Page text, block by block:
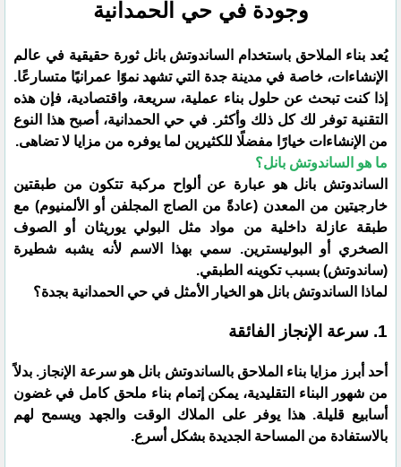
وجودة في حي الحمدانية
​يُعد بناء الملاحق باستخدام الساندوتش بانل ثورة حقيقية في عالم
الإنشاءات، خاصة في مدينة جدة التي تشهد نموًا عمرانيًا متسارعًا.
إذا كنت تبحث عن حلول بناء عملية، سريعة، واقتصادية، فإن هذه
التقنية توفر لك كل ذلك وأكثر. في حي الحمدانية، أصبح هذا النوع
من الإنشاءات خيارًا مفضلًا للكثيرين لما يوفره من مزايا لا تضاهى.
​ما هو الساندوتش بانل؟
​الساندوتش بانل هو عبارة عن ألواح مركبة تتكون من طبقتين
خارجيتين من المعدن (عادةً من الصاج المجلفن أو الألمنيوم) مع
طبقة عازلة داخلية من مواد مثل البولي يوريثان أو الصوف
الصخري أو البوليسترين. سمي بهذا الاسم لأنه يشبه شطيرة
(ساندوتش) بسبب تكوينه الطبقي.
​لماذا الساندوتش بانل هو الخيار الأمثل في حي الحمدانية بجدة؟
​1. سرعة الإنجاز الفائقة
​أحد أبرز مزايا بناء الملاحق بالساندوتش بانل هو سرعة الإنجاز. بدلاً
من شهور البناء التقليدية، يمكن إتمام بناء ملحق كامل في غضون
أسابيع قليلة. هذا يوفر على الملاك الوقت والجهد ويسمح لهم
بالاستفادة من المساحة الجديدة بشكل أسرع.